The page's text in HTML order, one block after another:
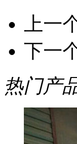
上一
下一
热门产